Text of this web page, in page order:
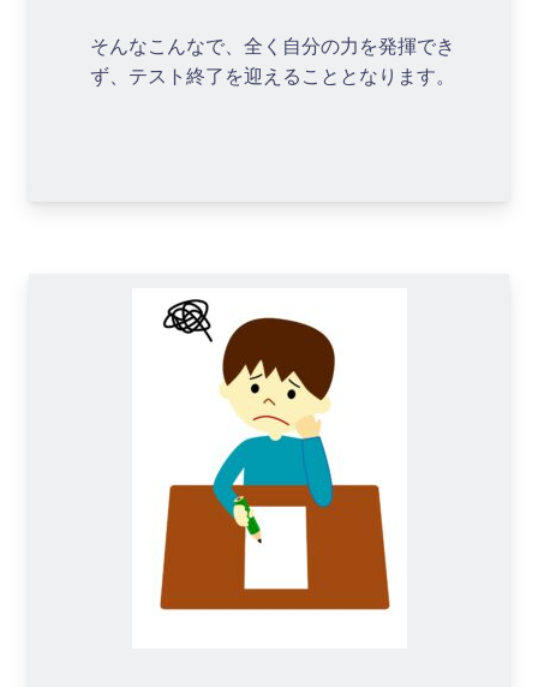
そんなこんなで、全く自分の力を発揮でき
ず、テスト終了を迎えることとなります。